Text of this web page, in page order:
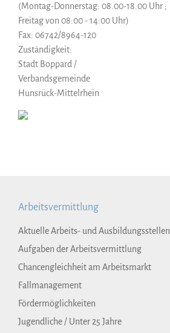
(Montag-Donnerstag: 08.00-18.00 Uhr ;
Freitag von 08:00 - 14:00 Uhr)
Fax: 06742/8964-120
Zuständigkeit:
Stadt Boppard /
Verbandsgemeinde
Hunsrück-Mittelrhein
Arbeitsvermittlung
Aktuelle Arbeits- und Ausbildungsstellen
Aufgaben der Arbeitsvermittlung
Chancengleichheit am Arbeitsmarkt
Fallmanagement
Fördermöglichkeiten
Jugendliche / Unter 25 Jahre